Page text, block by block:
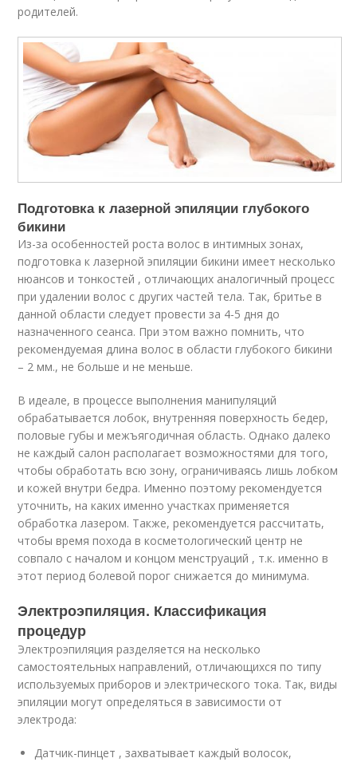
родителей.
Подготовка к лазерной эпиляции глубокого
бикини
Из-за особенностей роста волос в интимных зонах,
подготовка к лазерной эпиляции бикини имеет несколько
нюансов и тонкостей , отличающих аналогичный процесс
при удалении волос с других частей тела. Так, бритье в
данной области следует провести за 4-5 дня до
назначенного сеанса. При этом важно помнить, что
рекомендуемая длина волос в области глубокого бикини
– 2 мм., не больше и не меньше.
В идеале, в процессе выполнения манипуляций
обрабатывается лобок, внутренняя поверхность бедер,
половые губы и межъягодичная область. Однако далеко
не каждый салон располагает возможностями для того,
чтобы обработать всю зону, ограничиваясь лишь лобком
и кожей внутри бедра. Именно поэтому рекомендуется
уточнить, на каких именно участках применяется
обработка лазером. Также, рекомендуется рассчитать,
чтобы время похода в косметологический центр не
совпало с началом и концом менструаций , т.к. именно в
этот период болевой порог снижается до минимума.
Электроэпиляция. Классификация
процедур
Электроэпиляция разделяется на несколько
самостоятельных направлений, отличающихся по типу
используемых приборов и электрического тока. Так, виды
эпиляции могут определяться в зависимости от
электрода:
Датчик-пинцет , захватывает каждый волосок,